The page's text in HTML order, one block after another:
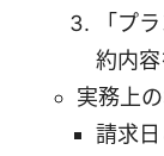
「プ
約内
実務上
請求